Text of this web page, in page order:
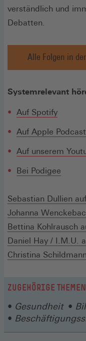
verständlich und
Debatten.
Alle Folgen in
Systemrelevant
Auf Spotify(Öffnet
einem
neuen
Auf Apple
Auf unserem
Bei Podige(Öffnet
einem
neuen
Fenster)
e
einem
neuen
Sebastian Dullien
Johanna
Bettina Kohlrausch
Daniel Hay / I.M.U.
Christina Schildmann
ZUGEHÖRIGE THEMEN
Gesundheit